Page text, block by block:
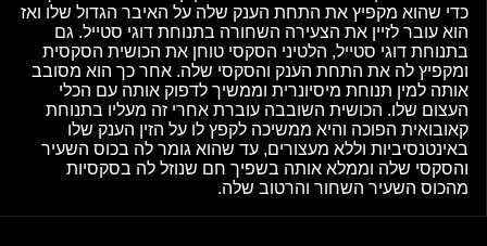
כדי שהוא מקפיץ את התחת הענק שלה על האיבר הגדול שלו ואז
הוא עובר לזיין את הצעירה השחורה בתנוחת דוגי סטייל. גם
בתנוחת דוגי סטייל, הלטיני הסקסי טוחן את הכושית הסקסית
ומקפיץ לה את התחת הענק והסקסי שלה. אחר כך הוא מסובב
אותה למין תנוחת מיסיונרית וממשיך לדפוק אותה עם הכלי
העצום שלו. הכושית השובבה עוברת אחרי זה מעליו בתנוחת
קאובואית הפוכה והיא ממשיכה לקפץ לו על הזין הענק שלו
באינטנסיביות וללא מעצורים, עד שהוא גומר לה בכוס השעיר
והסקסי שלה וממלא אותה בשפיך חם שנוזל לה בסקסיות
מהכוס השעיר השחור והרטוב שלה.